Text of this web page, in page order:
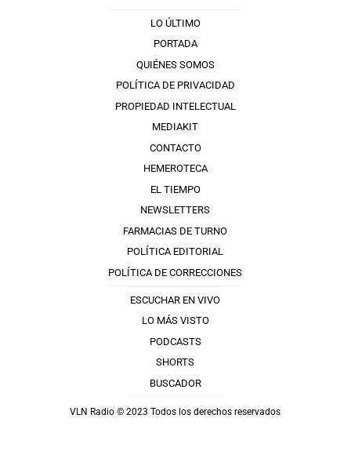
LO ÚLTIMO
PORTADA
QUIÉNES SOMOS
POLÍTICA DE PRIVACIDAD
PROPIEDAD INTELECTUAL
MEDIAKIT
CONTACTO
HEMEROTECA
EL TIEMPO
NEWSLETTERS
FARMACIAS DE TURNO
POLÍTICA EDITORIAL
POLÍTICA DE CORRECCIONES
ESCUCHAR EN VIVO
LO MÁS VISTO
PODCASTS
SHORTS
BUSCADOR
VLN Radio © 2023 Todos los derechos reservados